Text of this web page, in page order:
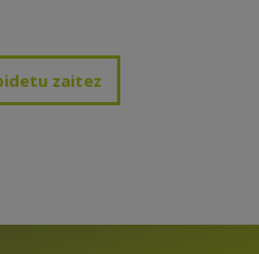
zaitez